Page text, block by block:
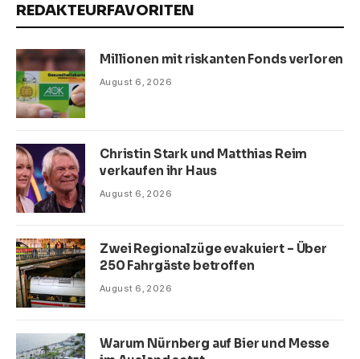
REDAKTEURFAVORITEN
Millionen mit riskanten Fonds verloren
August 6, 2026
Christin Stark und Matthias Reim
verkaufen ihr Haus
August 6, 2026
Zwei Regionalzüge evakuiert – Über
250 Fahrgäste betroffen
August 6, 2026
Warum Nürnberg auf Bier und Messe